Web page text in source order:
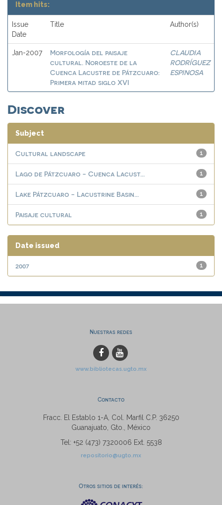
Item hits:
Issue
Date
Title Author(s)
Jan-2007
Morfología del paisaje
cultural. Noroeste de la
Cuenca Lacustre de Pátzcuaro:
Primera mitad siglo XVI
CLAUDIA
RODRÍGUEZ
ESPINOSA
Discover
Subject
1
Cultural landscape
1
Lago de Pátzcuaro - Cuenca Lacust...
1
Lake Pátzcuaro - Lacustrine Basin...
1
Paisaje cultural
Date issued
1
2007
Nuestras redes
www.bibliotecas.ugto.mx
Contacto
Fracc. El Establo 1-A, Col. Marfil C.P. 36250
Guanajuato, Gto., México
Tel: +52 (473) 7320006 Ext. 5538
repositorio@ugto.mx
Otros sitios de interés: